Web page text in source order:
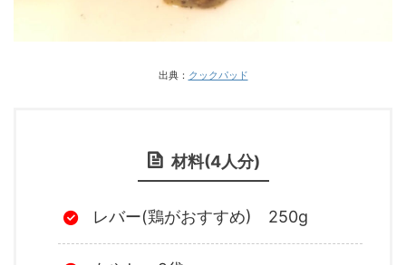
出典： クックパッド
材料(4人分)
レバー(鶏がおすすめ) 250g